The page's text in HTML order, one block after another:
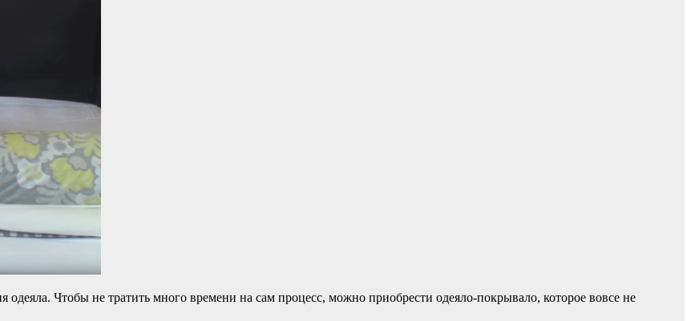
одеяла. Чтобы не тратить много времени на сам процесс, можно приобрести одеяло-покрывало, которое вовсе не